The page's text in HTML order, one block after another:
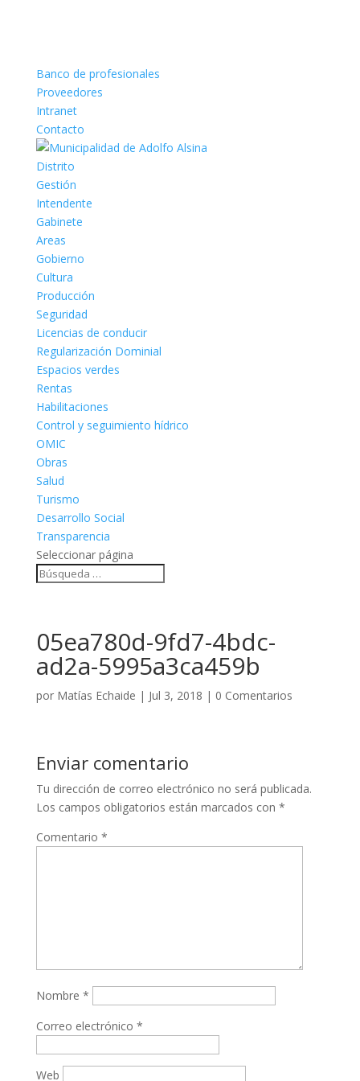
Banco de profesionales
Proveedores
Intranet
Contacto
Distrito
Gestión
Intendente
Gabinete
Areas
Gobierno
Cultura
Producción
Seguridad
Licencias de conducir
Regularización Dominial
Espacios verdes
Rentas
Habilitaciones
Control y seguimiento hídrico
OMIC
Obras
Salud
Turismo
Desarrollo Social
Transparencia
Seleccionar página
05ea780d-9fd7-4bdc-
ad2a-5995a3ca459b
por Matías Echaide | Jul 3, 2018 | 0 Comentarios
Enviar comentario
Tu dirección de correo electrónico no será publicada.
Los campos obligatorios están marcados con *
Comentario *
Nombre *
Correo electrónico *
Web